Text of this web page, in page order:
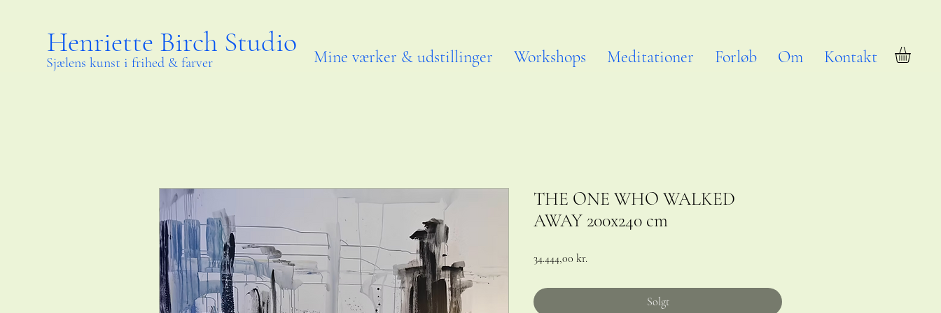
Henriette Birch Studio
Sjælens kunst i frihed & farver Mine værker & udstillinger Workshops Meditationer Forløb Om Kontakt
THE ONE WHO WALKED
AWAY 200x240 cm
34.444,00 kr.
Solgt